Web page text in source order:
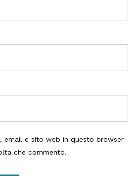
email e sito web in questo browser
che commento.